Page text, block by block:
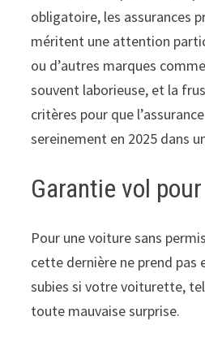
obligatoire, les assurances
méritent une attention
ou d’autres marques
souvent laborieuse, et la
critères pour que
sereinement en 2025 dans
Garantie vol
Pour une voiture sans
cette dernière ne prend pas
subies si votre voiturette,
toute mauvaise surprise.